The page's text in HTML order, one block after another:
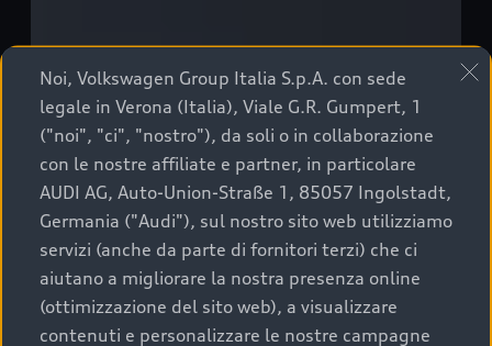
Noi, Volkswagen Group Italia S.p.A. con sede
legale in Verona (Italia), Viale G.R. Gumpert, 1
("noi", "ci", "nostro"), da soli o in collaborazione
con le nostre affiliate e partner, in particolare
AUDI AG, Auto-Union-Straße 1, 85057 Ingolstadt,
Germania ("Audi"), sul nostro sito web utilizziamo
servizi (anche da parte di fornitori terzi) che ci
aiutano a migliorare la nostra presenza online
(ottimizzazione del sito web), a visualizzare
contenuti e personalizzare le nostre campagne